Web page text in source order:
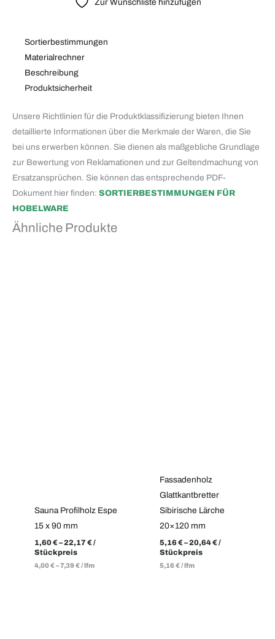
Zur Wunschliste hinzufügen
Sortierbestimmungen
Materialrechner
Beschreibung
Produktsicherheit
Unsere Richtlinien für die Produktklassifizierung bieten Ihnen
detaillierte Informationen über die Merkmale der Waren, die Sie
bei uns erwerben können. Sie dienen als maßgebliche Grundlage
zur Bewertung von Reklamationen und zur Geltendmachung von
Ersatzansprüchen. Sie können das entsprechende PDF-
Dokument hier finden: SORTIERBESTIMMUNGEN FÜR
HOBELWARE
Ähnliche Produkte
Sauna Profilholz Espe
15 x 90 mm
1,60€–22,17€/
Stückpreis
4,00€–7,39€/lfm
Fassadenholz
Glattkantbretter
Sibirische Lärche
20×120 mm
5,16€–20,64€/
Stückpreis
5,16€/lfm